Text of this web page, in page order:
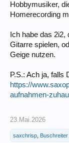
Hobbymusiker,
Homerecording
Ich habe das
Gitarre spielen,
Geige nutzen.
P.S.: Ach ja, falls
https://
aufnahmen-
23.Mai.2026
saxchrisp Buschreiter